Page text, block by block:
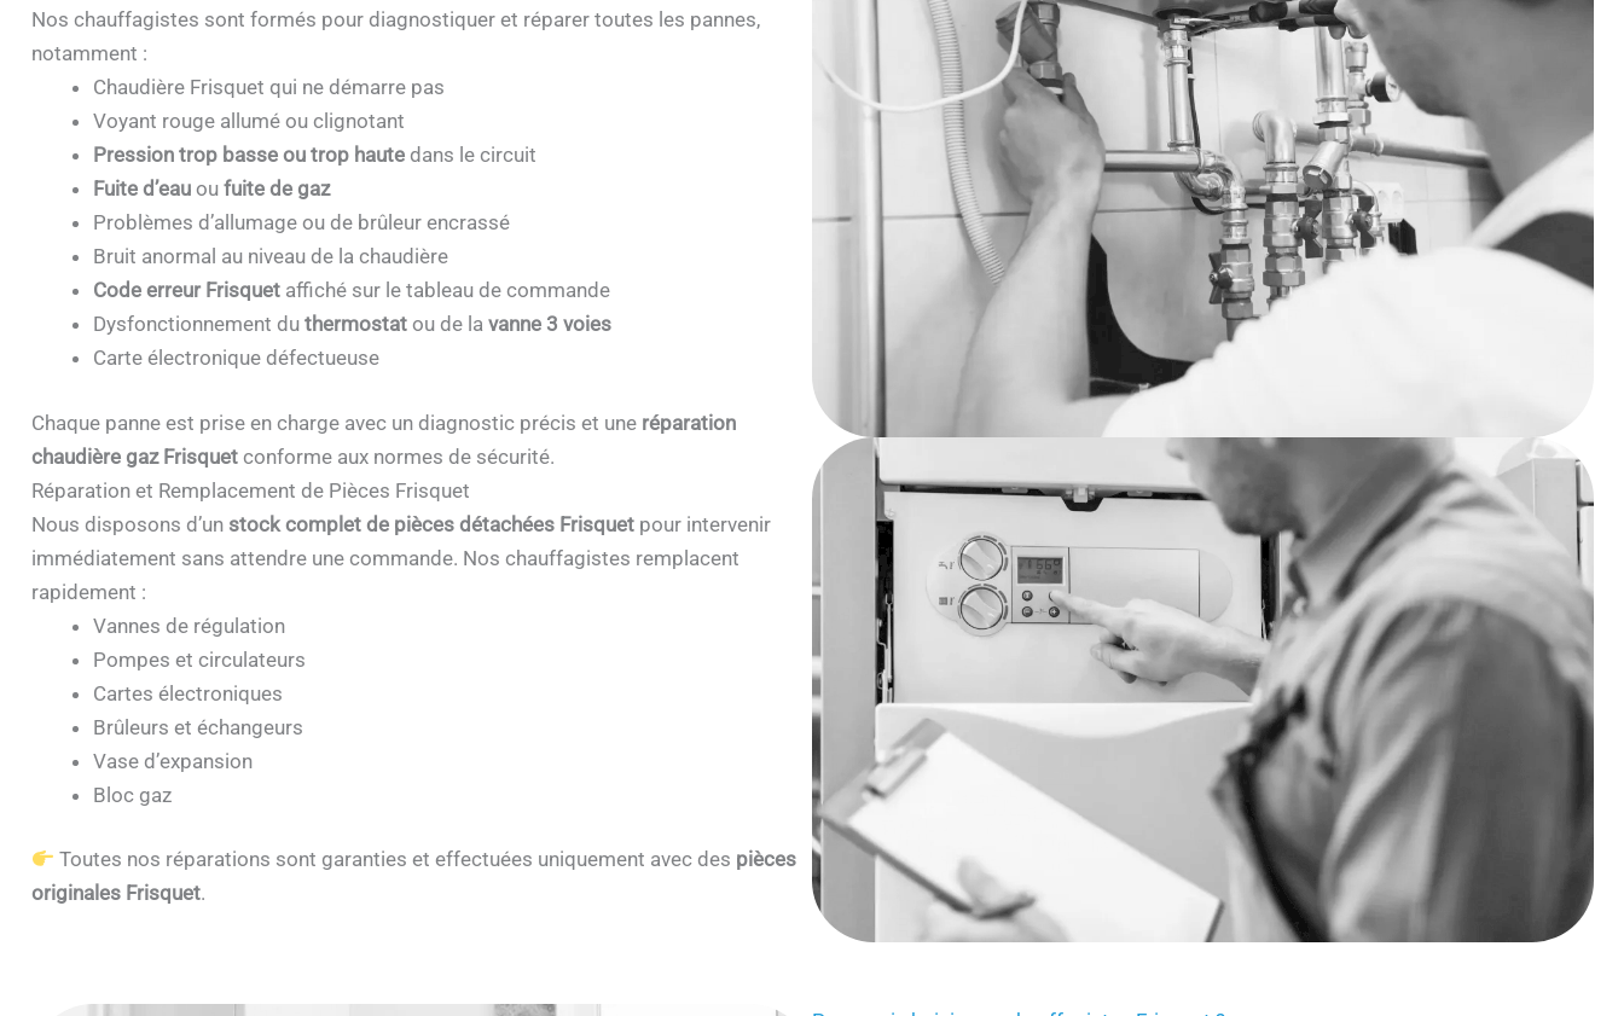
Nos chauffagistes sont formés pour diagnostiquer et réparer toutes les pannes,
notamment :
Chaudière Frisquet qui ne démarre pas
Voyant rouge allumé ou clignotant
Pression trop basse ou trop hautedans le circuit
Fuite d’eauou fuite de gaz
Problèmes d’allumage ou de brûleur encrassé
Bruit anormal au niveau de la chaudière
Code erreur Frisquetaffiché sur le tableau de commande
Dysfonctionnement du thermostatou de la vanne 3 voies
Carte électronique défectueuse
Chaque panne est prise en charge avec un diagnostic précis et une réparation
chaudière gaz Frisquetconforme aux normes de sécurité.
Réparation et Remplacement de Pièces Frisquet
Nous disposons d’un stock complet de pièces détachées Frisquetpour intervenir
immédiatement sans attendre une commande. Nos chauffagistes remplacent
rapidement :
Vannes de régulation
Pompes et circulateurs
Cartes électroniques
Brûleurs et échangeurs
Vase d’expansion
Bloc gaz
Toutes nos réparations sont garanties et effectuées uniquement avec des pièces
originales Frisquet.